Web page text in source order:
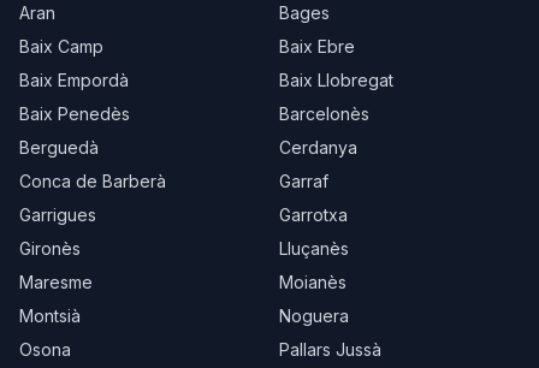
Aran
Bages
Baix Camp
Baix Ebre
Baix Empordà
Baix Llobregat
Baix Penedès
Barcelonès
Berguedà
Cerdanya
Conca de Barberà
Garraf
Garrigues
Garrotxa
Gironès
Lluçanès
Maresme
Moianès
Montsià
Noguera
Osona
Pallars Jussà